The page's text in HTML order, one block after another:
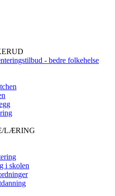
- bedre folkehelse
LÆRING
i skolen